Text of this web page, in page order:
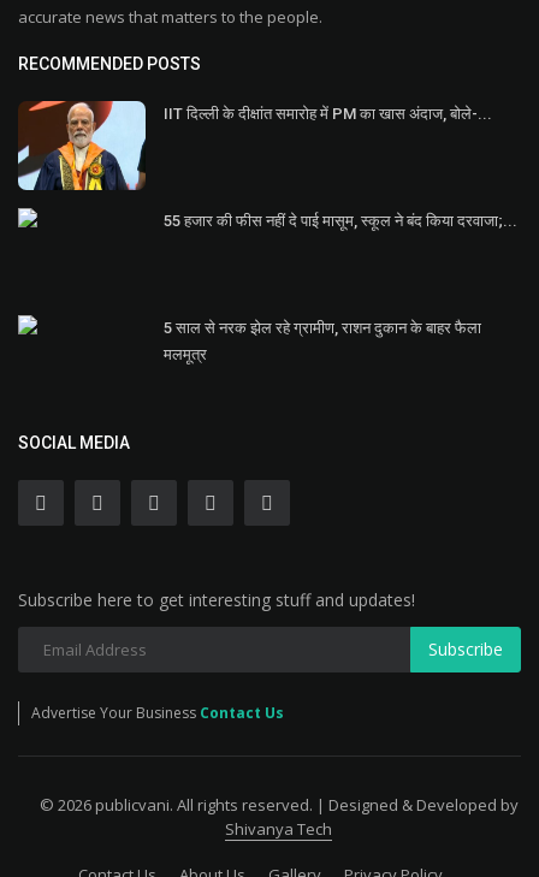
accurate news that matters to the people.
RECOMMENDED POSTS
IIT दिल्ली के दीक्षांत समारोह में PM का खास अंदाज, बोले-...
55 हजार की फीस नहीं दे पाई मासूम, स्कूल ने बंद किया दरवाजा;...
5 साल से नरक झेल रहे ग्रामीण, राशन दुकान के बाहर फैला
मलमूत्र
SOCIAL MEDIA
Subscribe here to get interesting stuff and updates!
Subscribe
Advertise Your Business Contact Us
© 2026 publicvani. All rights reserved. | Designed & Developed by
Shivanya Tech